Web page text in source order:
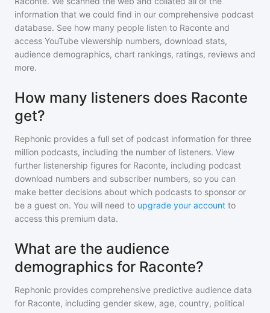
information that we could find in our comprehensive podcast
database. See how many people listen to Raconte and
access YouTube viewership numbers, download stats,
audience demographics, chart rankings, ratings, reviews and
more.
How many listeners does Raconte
get?
Rephonic provides a full set of podcast information for three
million podcasts, including the number of listeners. View
further listenership figures for Raconte, including podcast
download numbers and subscriber numbers, so you can
make better decisions about which podcasts to sponsor or
be a guest on. You will need to upgrade your account to
access this premium data.
What are the audience
demographics for Raconte?
Rephonic provides comprehensive predictive audience data
for Raconte, including gender skew, age, country, political